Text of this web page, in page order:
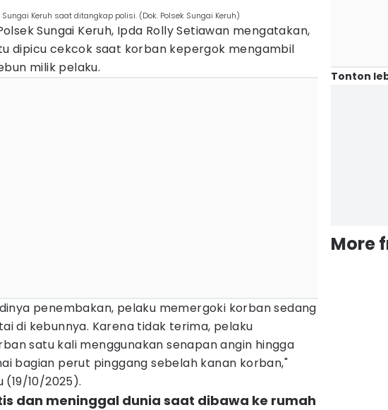
Keruh saat ditangkap polisi. (Dok. Polsek Sungai Keruh)
Sungai Keruh, Ipda Rolly Setiawan mengatakan,
dipicu cekcok saat korban kepergok mengambil
milik pelaku.
penembakan, pelaku memergoki korban sedang
di kebunnya. Karena tidak terima, pelaku
satu kali menggunakan senapan angin hingga
bagian perut pinggang sebelah kanan korban,"
(19/10/2025).
dan meninggal dunia saat dibawa ke rumah
Tonton
More